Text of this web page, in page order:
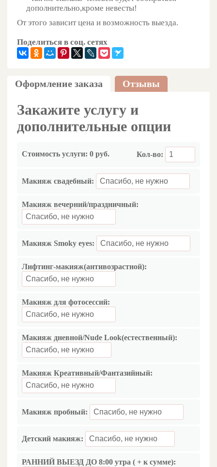
дополнительно,кроме невесты!
От этого зависит цена и возможность выезда.
Поделиться в соц. сетях
Оформление заказа Отзывы
Закажите услугу и
дополнительные опции
Стоимость услуги: 0 руб. Кол-во:
Макияж свадебный:
Макияж вечерний/праздничный:
Макияж Smoky eyes:
Лифтинг-макияж(антивозрастной):
Макияж для фотосессий:
Макияж дневной/Nude Look(естественный):
Макияж Креативный/Фантазийный:
Макияж пробный:
Детский макияж:
РАННИЙ ВЫЕЗД ДО 8:00 утра ( + к сумме):